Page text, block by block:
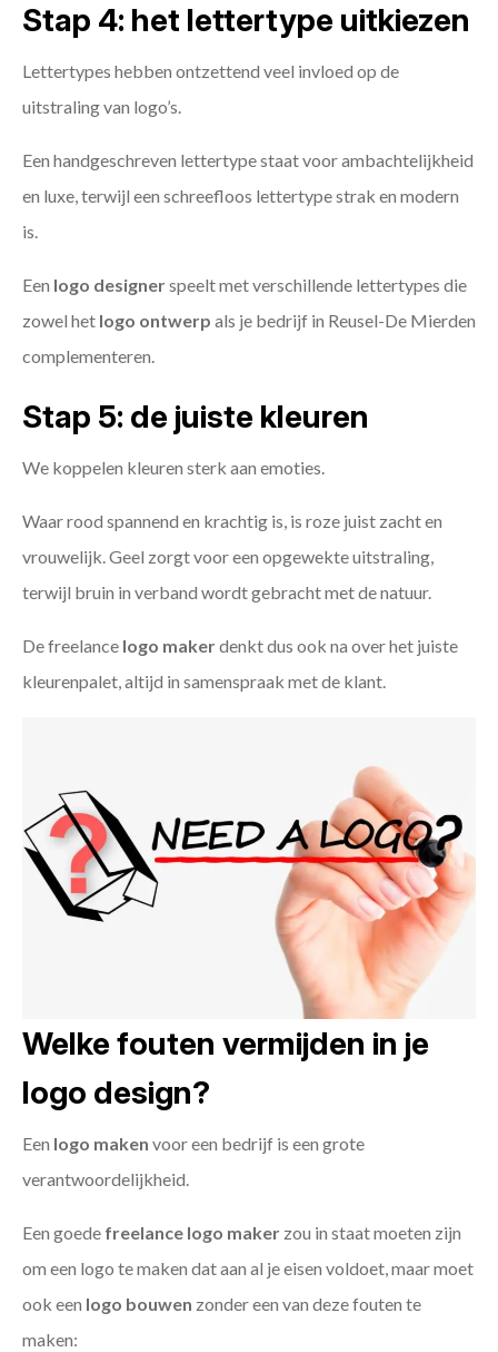
Stap 4: het lettertype uitkiezen
Lettertypes hebben ontzettend veel invloed op de
uitstraling van logo’s.
Een handgeschreven lettertype staat voor ambachtelijkheid
en luxe, terwijl een schreefloos lettertype strak en modern
is.
Een logo designerspeelt met verschillende lettertypes die
zowel het logo ontwerp als je bedrijf in Reusel-De Mierden
complementeren.
Stap 5: de juiste kleuren
We koppelen kleuren sterk aan emoties.
Waar rood spannend en krachtig is, is roze juist zacht en
vrouwelijk. Geel zorgt voor een opgewekte uitstraling,
terwijl bruin in verband wordt gebracht met de natuur.
De freelance logo makerdenkt dus ook na over het juiste
kleurenpalet, altijd in samenspraak met de klant.
Welke fouten vermijden in je
logo design?
Een logo maken voor een bedrijf is een grote
verantwoordelijkheid.
Een goede freelance logo maker zou in staat moeten zijn
om een logo te maken dat aan al je eisen voldoet, maar moet
ook een logo bouwen zonder een van deze fouten te
maken: